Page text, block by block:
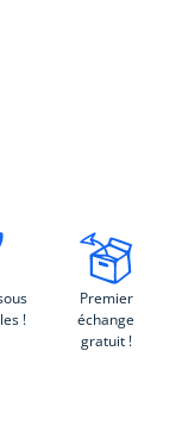
!
Premier
échange
gratuit !